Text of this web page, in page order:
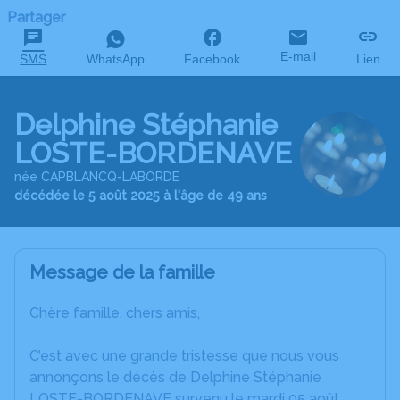
Partager
SMS WhatsApp Facebook E-mail Lien
Delphine Stéphanie
LOSTE-BORDENAVE
née CAPBLANCQ-LABORDE
décédée le 5 août 2025 à l'âge de 49 ans
Message de la famille
Chère famille, chers amis,
C’est avec une grande tristesse que nous vous
annonçons le décès de Delphine Stéphanie